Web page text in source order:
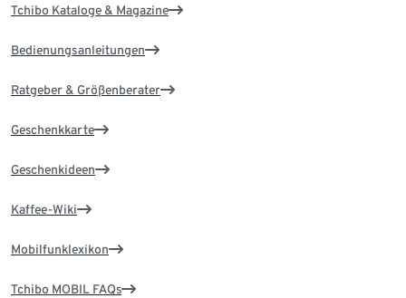
Tchibo Kataloge & Magazine
Bedienungsanleitungen
Ratgeber & Größenberater
Geschenkkarte
Geschenkideen
Kaffee-Wiki
Mobilfunklexikon
Tchibo MOBIL FAQs